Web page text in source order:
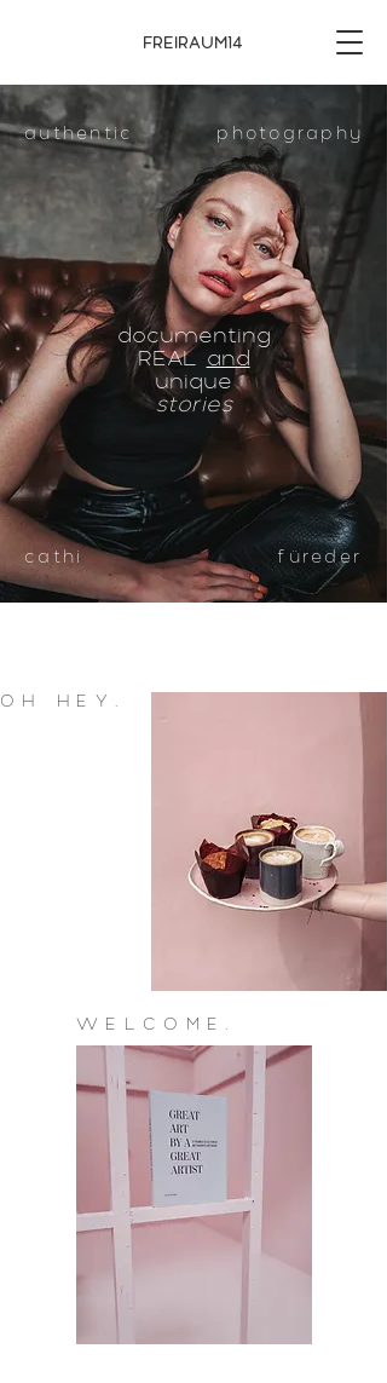
FREIRAUM14
authentic photography
documenting
REAL and
unique
stories
cathi füreder
OH HEY.
WELCOME.